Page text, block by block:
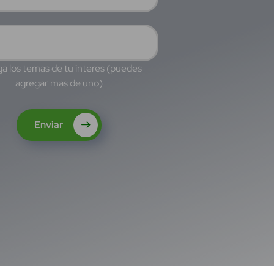
los temas de tu interes (puedes
agregar mas de uno)
Enviar